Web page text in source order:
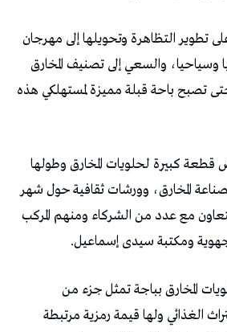
تطوير التظاهرة وتحويلها إلى مهرجان
وسياحيا، والسعي إلى تصنيف المخارق
تصبح باحة قبلة مميزة لمستهلكي هذه
كبيرة لحلويات المخارق وطولها
المخارق، وورشات ثقافية حول شهر
مع عدد من الشركاء ومنهم المركب
الجهوية ومكتبة سيدى إسماعيل.
المخارق بباجة تمثل جزء من
الغذائي ولها قيمة رمزية مرتبطة